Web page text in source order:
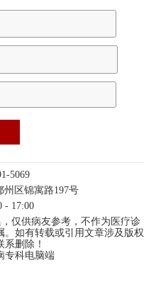
5069
州区锦寓路197号
- 17:00
仅供病友参考，不作为医疗诊
如有转载或引用文章涉及版权
删除！
专科电脑端